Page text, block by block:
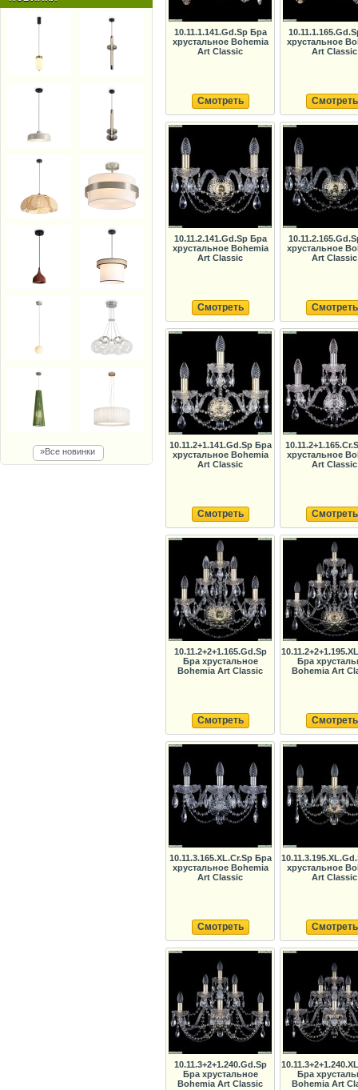
»Все новинки
10.11.1.141.Gd.Sp Бра
хрустальное Bohemia
Art Classic
Смотреть
хрустальное
Art Classic
Смотреть
10.11.2.141.Gd.Sp Бра
хрустальное Bohemia
Art Classic
Смотреть
хрустальное
Art Classic
Смотреть
10.11.2+1.141.Gd.Sp Бра
хрустальное Bohemia
Art Classic
Смотреть
хрустальное
Art Classic
Смотреть
10.11.2+2+1.165.Gd.Sp
Бра хрустальное
Bohemia Art Classic
Смотреть
Бра
Bohemia Art
Смотреть
10.11.3.165.XL.Cr.Sp Бра
хрустальное Bohemia
Art Classic
Смотреть
хрустальное
Art Classic
Смотреть
10.11.3+2+1.240.Gd.Sp
Бра хрустальное
Bohemia Art Classic
Бра
Bohemia Art